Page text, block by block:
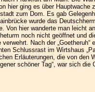
hier ging es über Hauptwache
zum Dom. Es gab
wurde das
Von hier wanderte man leicht
noch nicht geöffnet und
Nach der „Goetheruh“
Schlussrast im Wirtshaus
Erläuterungen, die von den
schöner Tag“, war sich die